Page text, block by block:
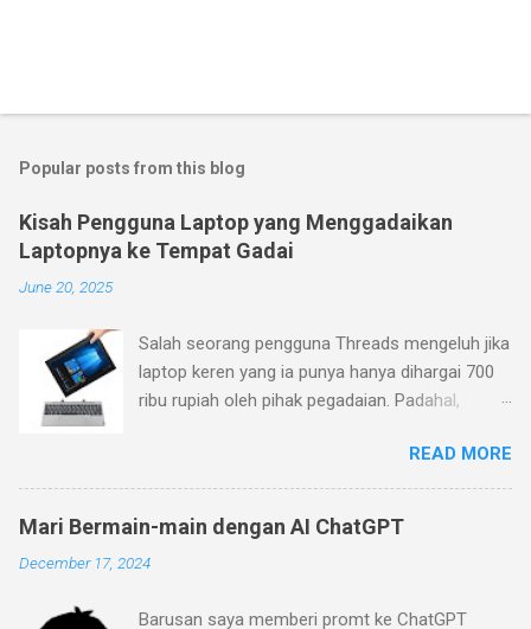
Popular posts from this blog
Kisah Pengguna Laptop yang Menggadaikan
Laptopnya ke Tempat Gadai
June 20, 2025
Salah seorang pengguna Threads mengeluh jika
laptop keren yang ia punya hanya dihargai 700
ribu rupiah oleh pihak pegadaian. Padahal,
jadul (pembelian Januari 2023), sementara ia
mengajukan barang ke pegadaian pada Januari
2024. Menurutnya, laptop yang ia beli memiliki
desain dan fitur yang keren (keyboard yang bisa
dilepas dan layar sentuh dengan warna mineral
READ MORE
Mari Bermain-main dengan AI ChatGPT
December 17, 2024
Barusan saya memberi promt ke ChatGPT